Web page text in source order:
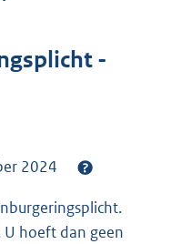
-
2024
U hoeft dan geen